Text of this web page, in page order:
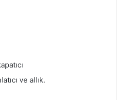
ve allık.